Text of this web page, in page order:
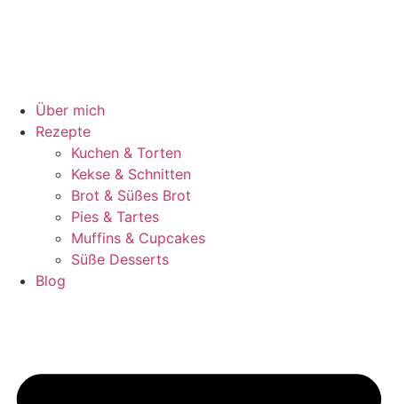
Über mich
Rezepte
Kuchen & Torten
Kekse & Schnitten
Brot & Süßes Brot
Pies & Tartes
Muffins & Cupcakes
Süße Desserts
Blog